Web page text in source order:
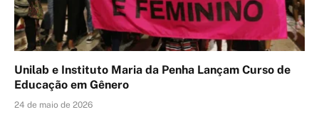
Unilab e Instituto Maria da Penha Lançam Curso de
Educação em Gênero
24 de maio de 2026